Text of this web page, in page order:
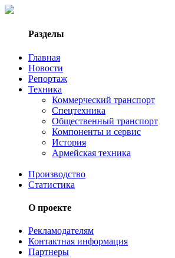
Разделы
Главная
Новости
Репортаж
Техника
Коммерческий транспорт
Спецтехника
Общественный транспорт
Компоненты и сервис
История
Армейская техника
Производство
Статистика
О проекте
Рекламодателям
Контактная информация
Партнеры